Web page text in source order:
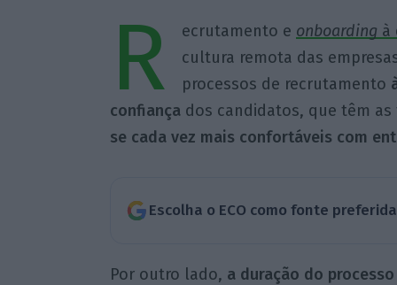
R ecrutamento e onboarding à
cultura remota das
processos de recrutamento
confiançados candidatos, que têm as
se cada vez mais confortáveis com
Escolha o ECO como fonte
Por outro lado, a duração do